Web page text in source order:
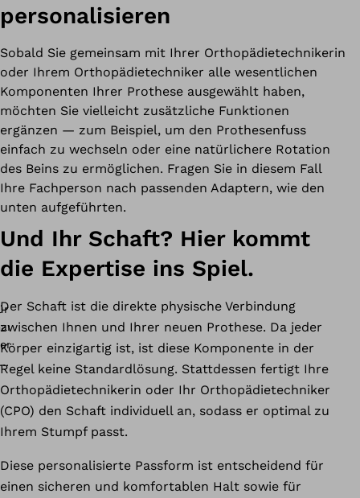
personalisieren
Sobald Sie gemeinsam mit Ihrer Orthopädietechnikerin
oder Ihrem Orthopädietechniker alle wesentlichen
Komponenten Ihrer Prothese ausgewählt haben,
möchten Sie vielleicht zusätzliche Funktionen
ergänzen — zum Beispiel, um den Prothesenfuss
einfach zu wechseln oder eine natürlichere Rotation
des Beins zu ermöglichen. Fragen Sie in diesem Fall
Ihre Fachperson nach passenden Adaptern, wie den
unten aufgeführten.
Und Ihr Schaft? Hier kommt
die Expertise ins Spiel.
Der Schaft ist die direkte physische Verbindung
zwischen Ihnen und Ihrer neuen Prothese. Da jeder
Körper einzigartig ist, ist diese Komponente in der
Regel keine Standardlösung. Stattdessen fertigt Ihre
Orthopädietechnikerin oder Ihr Orthopädietechniker
(CPO) den Schaft individuell an, sodass er optimal zu
Ihrem Stumpf passt.
Diese personalisierte Passform ist entscheidend für
einen sicheren und komfortablen Halt sowie für